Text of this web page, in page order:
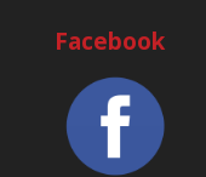
Facebook